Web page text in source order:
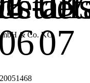
& Co. KG